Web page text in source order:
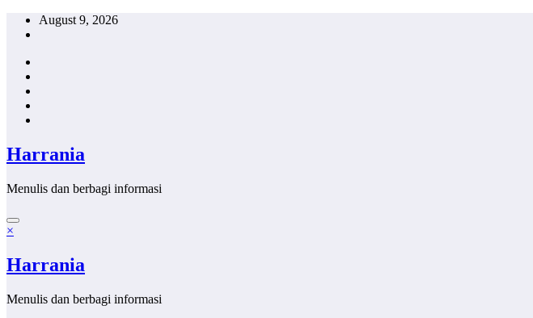
Skip
August 9, 2026
Harrania
Menulis dan berbagi informasi
×
Harrania
Menulis dan berbagi informasi